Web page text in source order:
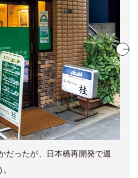
だったが、日本橋再開発で週